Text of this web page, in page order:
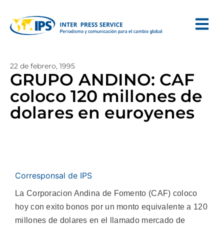
22 de febrero, 1995
GRUPO ANDINO: CAF
coloco 120 millones de
dolares en euroyenes
Corresponsal de IPS
La Corporacion Andina de Fomento (CAF) coloco
hoy con exito bonos por un monto equivalente a 120
millones de dolares en el llamado mercado de